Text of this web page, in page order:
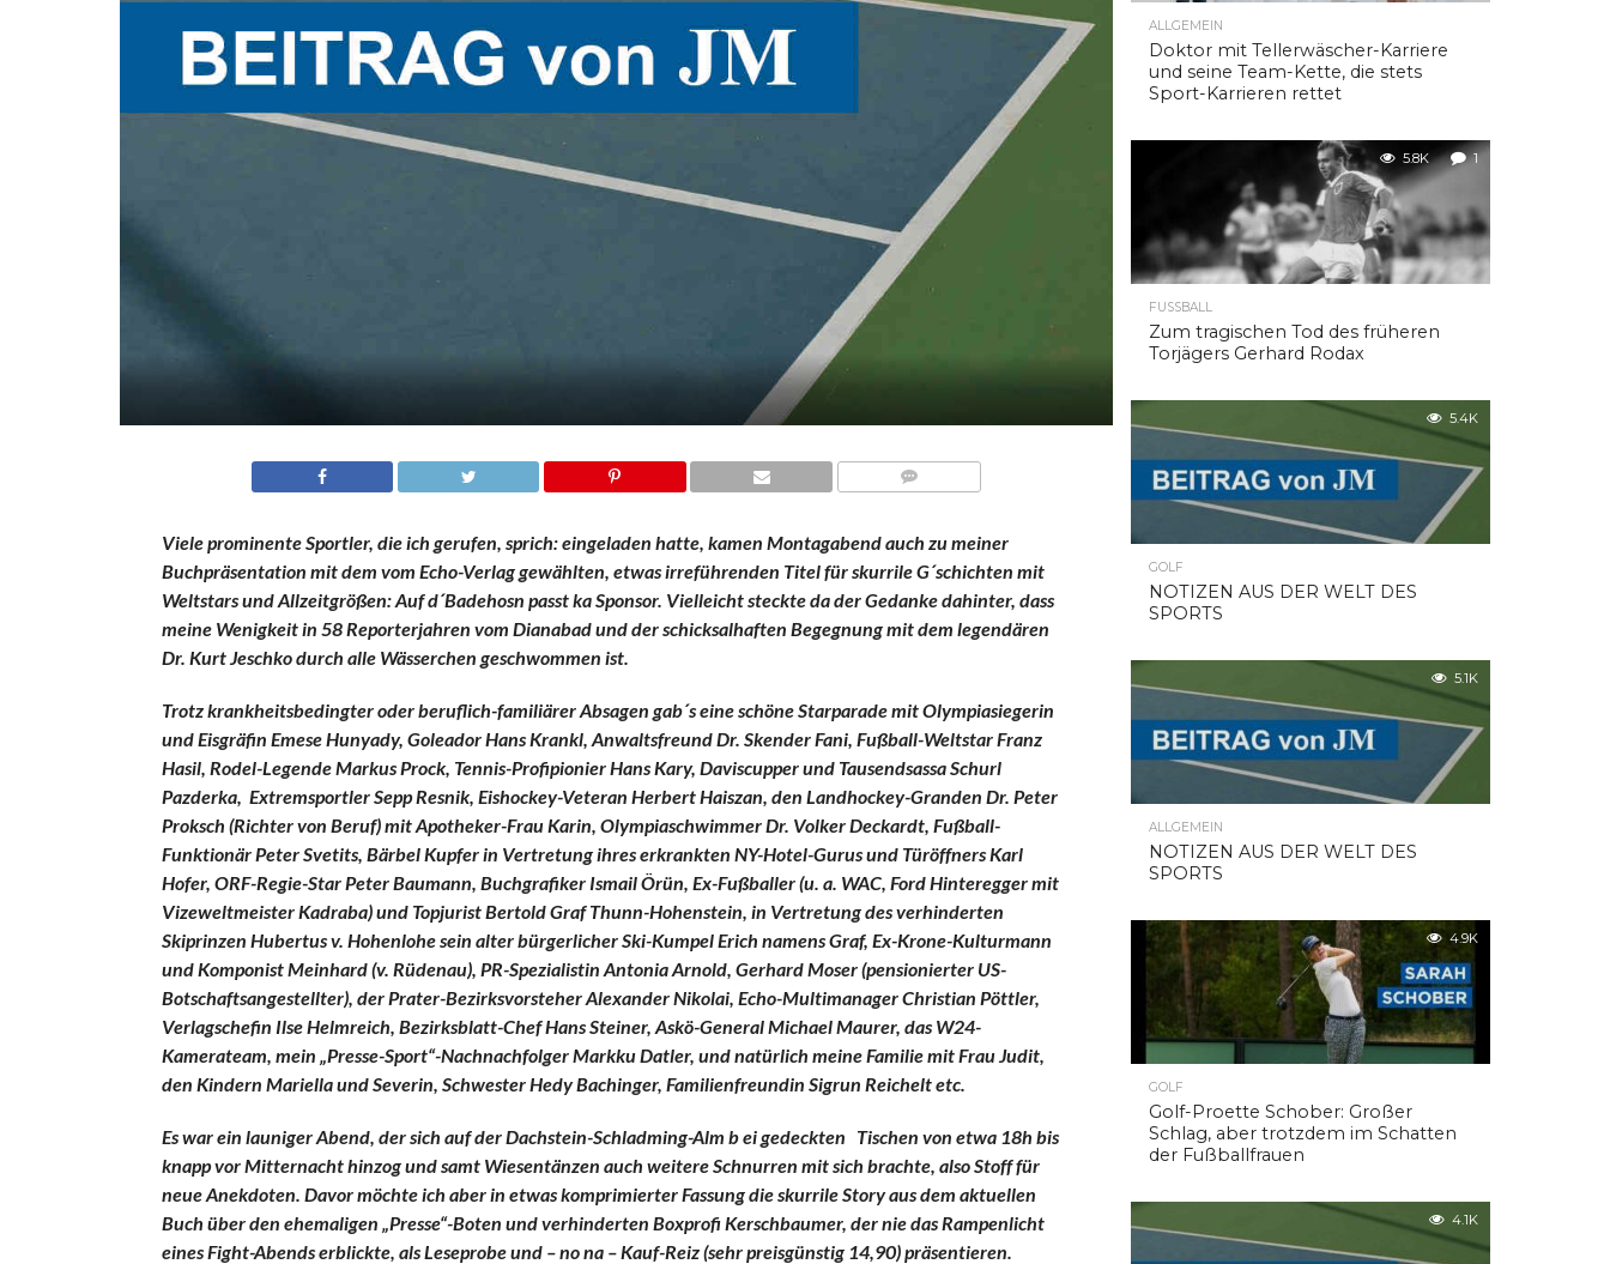
Viele prominente Sportler, die ich gerufen, sprich: eingeladen hatte, kamen Montagabend auch zu meiner
Buchpräsentation mit dem vom Echo-Verlag gewählten, etwas irreführenden Titel für skurrile G´schichten mit
Weltstars und Allzeitgrößen: Auf d´Badehosn passt ka Sponsor. Vielleicht steckte da der Gedanke dahinter, dass
meine Wenigkeit in 58 Reporterjahren vom Dianabad und der schicksalhaften Begegnung mit dem legendären
Dr. Kurt Jeschko durch alle Wässerchen geschwommen ist.
Trotz krankheitsbedingter oder beruflich-familiärer Absagen gab´s eine schöne Starparade mit Olympiasiegerin
und Eisgräfin Emese Hunyady, Goleador Hans Krankl, Anwaltsfreund Dr. Skender Fani, Fußball-Weltstar Franz
Hasil, Rodel-Legende Markus Prock, Tennis-Profipionier Hans Kary, Daviscupper und Tausendsassa Schurl
Pazderka, Extremsportler Sepp Resnik, Eishockey-Veteran Herbert Haiszan, den Landhockey-Granden Dr. Peter
Proksch (Richter von Beruf) mit Apotheker-Frau Karin, Olympiaschwimmer Dr. Volker Deckardt, Fußball-
Funktionär Peter Svetits, Bärbel Kupfer in Vertretung ihres erkrankten NY-Hotel-Gurus und Türöffners Karl
Hofer, ORF-Regie-Star Peter Baumann, Buchgrafiker Ismail Örün, Ex-Fußballer (u. a. WAC, Ford Hinteregger mit
Vizeweltmeister Kadraba) und Topjurist Bertold Graf Thunn-Hohenstein, in Vertretung des verhinderten
Skiprinzen Hubertus v. Hohenlohe sein alter bürgerlicher Ski-Kumpel Erich namens Graf, Ex-Krone-Kulturmann
und Komponist Meinhard (v. Rüdenau), PR-Spezialistin Antonia Arnold, Gerhard Moser (pensionierter US-
Botschaftsangestellter), der Prater-Bezirksvorsteher Alexander Nikolai, Echo-Multimanager Christian Pöttler,
Verlagschefin Ilse Helmreich, Bezirksblatt-Chef Hans Steiner, Askö-General Michael Maurer, das W24-
Kamerateam, mein „Presse-Sport“-Nachnachfolger Markku Datler, und natürlich meine Familie mit Frau Judit,
den Kindern Mariella und Severin, Schwester Hedy Bachinger, Familienfreundin Sigrun Reichelt etc.
Es war ein launiger Abend, der sich auf der Dachstein-Schladming-Alm b ei gedeckten Tischen von etwa 18h bis
knapp vor Mitternacht hinzog und samt Wiesentänzen auch weitere Schnurren mit sich brachte, also Stoff für
neue Anekdoten. Davor möchte ich aber in etwas komprimierter Fassung die skurrile Story aus dem aktuellen
Buch über den ehemaligen „Presse“-Boten und verhinderten Boxprofi Kerschbaumer, der nie das Rampenlicht
eines Fight-Abends erblickte, als Leseprobe und – no na – Kauf-Reiz (sehr preisgünstig 14,90) präsentieren.
ALLGEMEIN
Doktor mit Tellerwäscher-Karriere
und seine Team-Kette, die stets
Sport-Karrieren rettet
5.8K 1
FUSSBALL
Zum tragischen Tod des früheren
Torjägers Gerhard Rodax
5.4K
GOLF
NOTIZEN AUS DER WELT DES
SPORTS
5.1K
ALLGEMEIN
NOTIZEN AUS DER WELT DES
SPORTS
4.9K
GOLF
Golf-Proette Schober: Großer
Schlag, aber trotzdem im Schatten
der Fußballfrauen
4.1K